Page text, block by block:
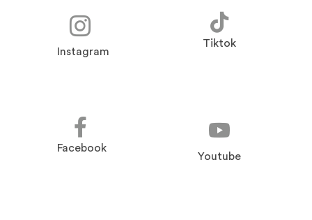
Instagram
Tiktok
Facebook
Youtube